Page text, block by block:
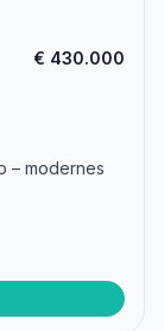
€ 430.000
– modernes